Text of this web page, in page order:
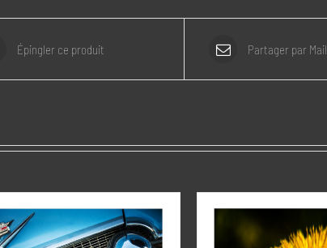
Épingler ce produit Partager par Mail